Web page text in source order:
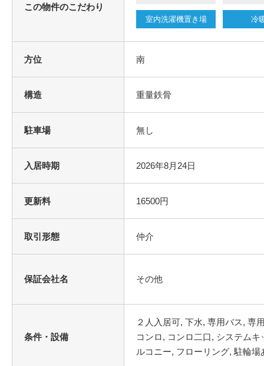
この物件のこだわり
室内洗濯機置き場 冷
方位 南
構造 重量鉄骨
駐車場 無し
入居時期 2026年8月24日
更新料 16500円
取引形態 仲介
保証会社名 その他
条件・設備